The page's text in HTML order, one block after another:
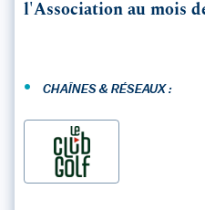
l'Association au mois
• CHAÎNES & RÉSEAUX :